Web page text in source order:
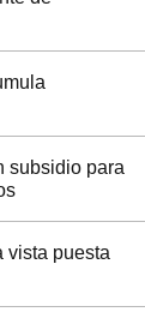
subsidio para
vista puesta